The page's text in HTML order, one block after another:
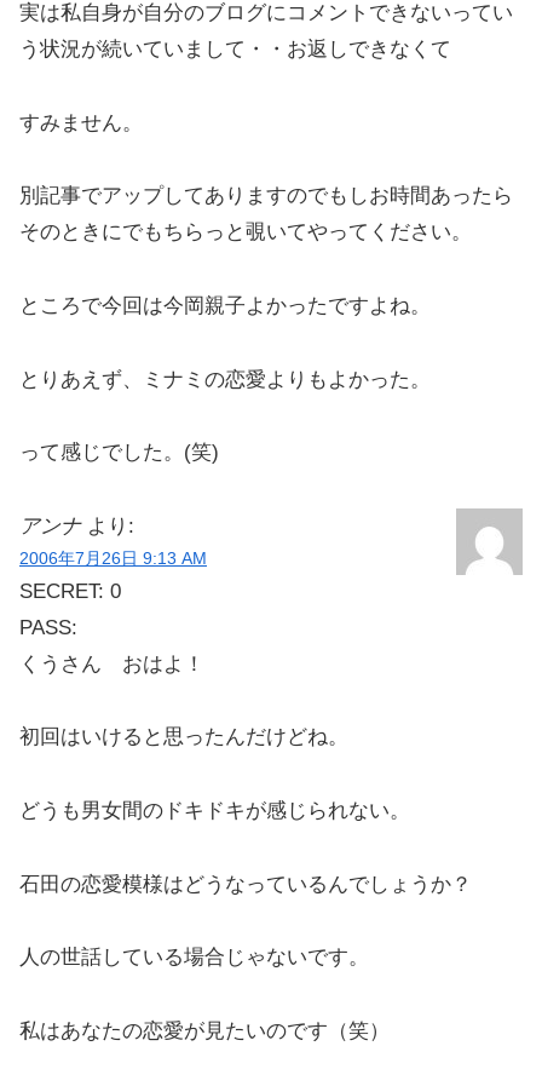
実は私自身が自分のブログにコメントできないってい
う状況が続いていまして・・お返しできなくて
すみません。
別記事でアップしてありますのでもしお時間あったら
そのときにでもちらっと覗いてやってください。
ところで今回は今岡親子よかったですよね。
とりあえず、ミナミの恋愛よりもよかった。
って感じでした。(笑)
アンナ より:
2006年7月26日 9:13 AM
SECRET: 0
PASS:
くうさん おはよ！
初回はいけると思ったんだけどね。
どうも男女間のドキドキが感じられない。
石田の恋愛模様はどうなっているんでしょうか？
人の世話している場合じゃないです。
私はあなたの恋愛が見たいのです（笑）